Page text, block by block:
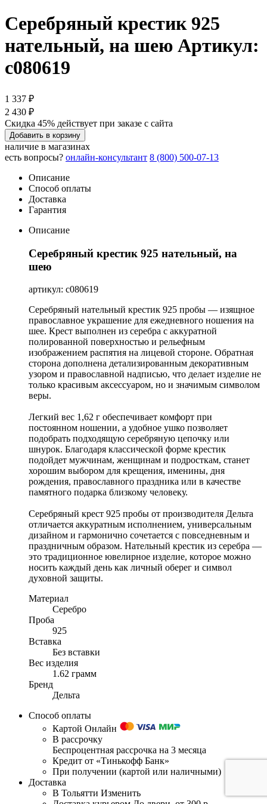
Серебряный крестик 925
нательный, на шею Артикул:
с080619
1 337 ₽
2 430 ₽
Скидка 45% действует при заказе с сайта
Добавить в корзину
наличие в магазинах
есть вопросы? онлайн-консультант 8 (800) 500-07-13
Описание
Способ оплаты
Доставка
Гарантия
Описание
Серебряный крестик 925 нательный, на
шею
артикул: с080619
Серебряный нательный крестик 925 пробы — изящное
православное украшение для ежедневного ношения на
шее. Крест выполнен из серебра с аккуратной
полированной поверхностью и рельефным
изображением распятия на лицевой стороне. Обратная
сторона дополнена детализированным декоративным
узором и православной надписью, что делает изделие не
только красивым аксессуаром, но и значимым символом
веры.
Легкий вес 1,62 г обеспечивает комфорт при
постоянном ношении, а удобное ушко позволяет
подобрать подходящую серебряную цепочку или
шнурок. Благодаря классической форме крестик
подойдет мужчинам, женщинам и подросткам, станет
хорошим выбором для крещения, именины, дня
рождения, православного праздника или в качестве
памятного подарка близкому человеку.
Серебряный крест 925 пробы от производителя Дельта
отличается аккуратным исполнением, универсальным
дизайном и гармонично сочетается с повседневным и
праздничным образом. Нательный крестик из серебра —
это традиционное ювелирное изделие, которое можно
носить каждый день как личный оберег и символ
духовной защиты.
Материал
Серебро
Проба
925
Вставка
Без вставки
Вес изделия
1.62 грамм
Бренд
Дельта
Способ оплаты
Картой Онлайн
В рассрочку
Беспроцентная рассрочка на 3 месяца
Кредит от «Тинькофф Банк»
При получении (картой или наличными)
Доставка
В Тольятти Изменить